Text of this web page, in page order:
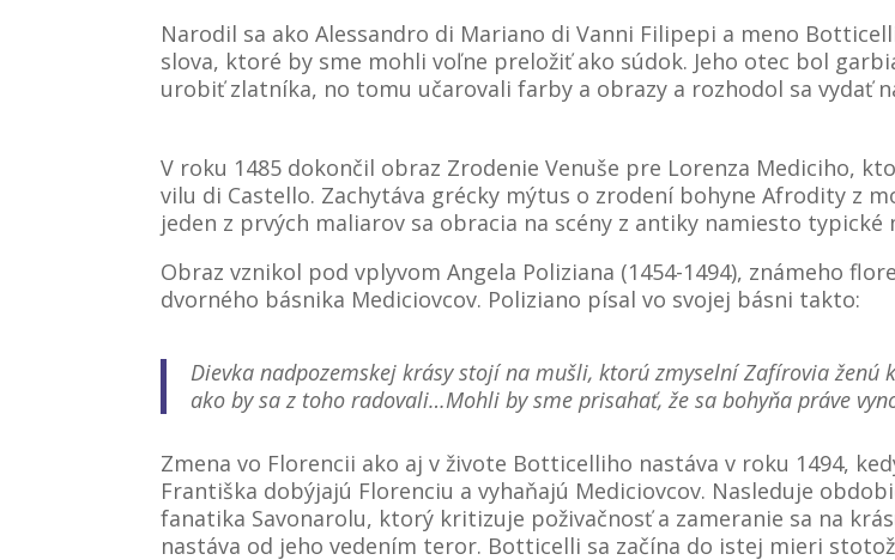
Narodil sa akoAlessandro di Mariano di Vanni Filipepi a meno
slova, ktoré by sme mohli voľne preložiť ako súdok. Jeho otec bol
urobiť zlatníka, no tomu učarovali farby a obrazy a rozhodol sa vydať
V roku 1485 dokončil obraz Zrodenie Venuše pre Lorenza Mediciho,
vilu di Castello. Zachytáva grécky mýtus o zrodení bohyne Afrodity z
jeden z prvých maliarov sa obracia na scény z antiky namiesto typické
Obraz vznikol pod vplyvom Angela Poliziana (1454-1494), známeho
dvorného básnika Mediciovcov. Poliziano písal vo svojej básni takto:
Dievka nadpozemskej krásy stojí na mušli, ktorú zmyselní Zafírovia ženú
ako by sa z toho radovali…Mohli by sme prisahať, že sa bohyňa práve
Zmena vo Florencii ako aj v živote Botticelliho nastáva v roku 1494,
Františka dobýjajú Florenciu a vyhaňajú Mediciovcov. Nasleduje
fanatika Savonarolu, ktorý kritizuje poživačnosť a zameranie sa na
nastáva od jeho vedením teror. Botticelli sa začína do istej mieri